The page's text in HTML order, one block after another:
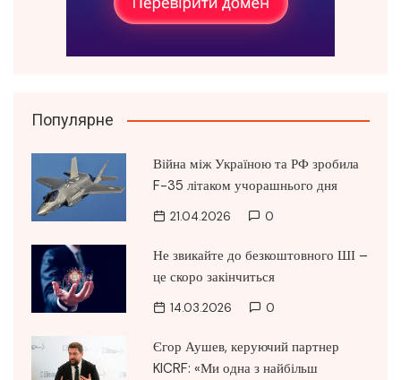
Популярне
Війна між Україною та РФ зробила
F-35 літаком учорашнього дня
21.04.2026 0
Не звикайте до безкоштовного ШІ –
це скоро закінчиться
14.03.2026 0
Єгор Аушев, керуючий партнер
KICRF: «Ми одна з найбільш